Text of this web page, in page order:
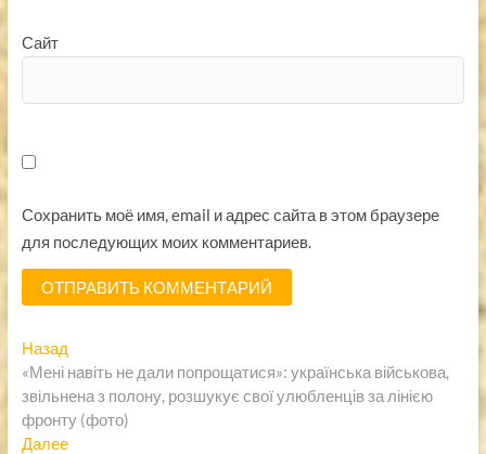
Сайт
Сохранить моё имя, email и адрес сайта в этом браузере
для последующих моих комментариев.
Навигация
по
записям
НазадПредыдущая
запись:
«Мені навіть не дали попрощатися»: українська військова,
звільнена з полону, розшукує свої улюбленців за лінією
фронту (фото)
ДалееСледующая